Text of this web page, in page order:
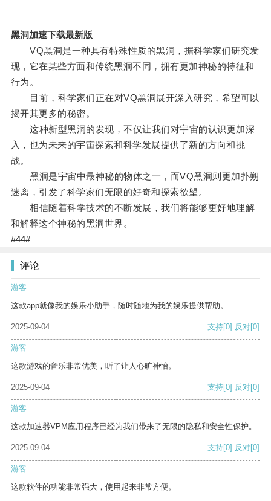
黑洞加速下载最新版
VQ黑洞是一种具有特殊性质的黑洞，据科学家们研究发
现，它在某些方面和传统黑洞不同，拥有更加神秘的特征和
行为。
目前，科学家们正在对VQ黑洞展开深入研究，希望可以
揭开其更多的秘密。
这种新型黑洞的发现，不仅让我们对宇宙的认识更加深
入，也为未来的宇宙探索和科学发展提供了新的方向和挑
战。
黑洞是宇宙中最神秘的物体之一，而VQ黑洞则更加扑朔
迷离，引发了科学家们无限的好奇和探索欲望。
相信随着科学技术的不断发展，我们将能够更好地理解
和解释这个神秘的黑洞世界。
#44#
评论
游客
这款app就像我的娱乐小助手，随时随地为我的娱乐提供帮助。
2025-09-04 支持[0] 反对[0]
游客
这款游戏的音乐非常优美，听了让人心旷神怡。
2025-09-04 支持[0] 反对[0]
游客
这款加速器VPM应用程序已经为我们带来了无限的隐私和安全性保护。
2025-09-04 支持[0] 反对[0]
游客
这款软件的功能非常强大，使用起来非常方便。